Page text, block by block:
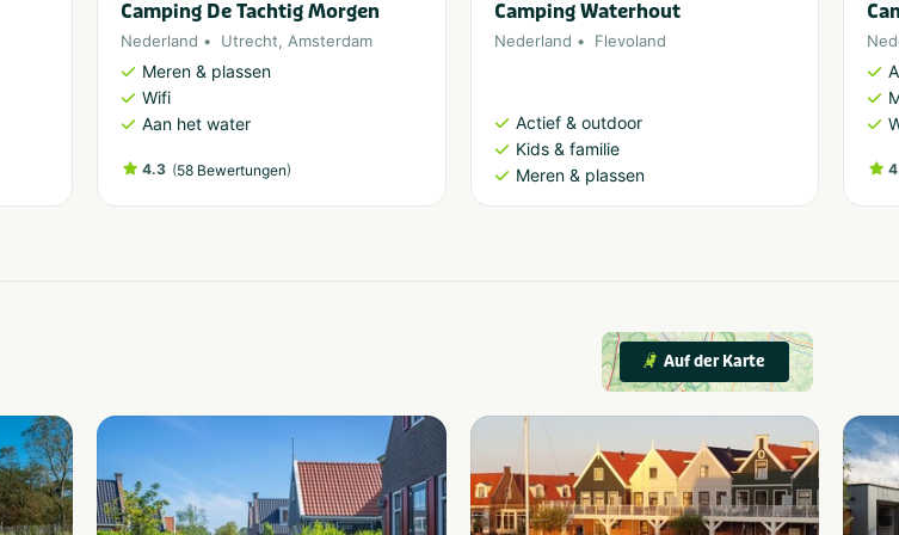
Camping De Tachtig Morgen
Nederland Utrecht, Amsterdam
Meren & plassen
Wifi
Aan het water
4.3 (58 Bewertungen)
Camping Waterhout
Nederland Flevoland
Actief & outdoor
Kids & familie
Meren & plassen
Auf der Karte